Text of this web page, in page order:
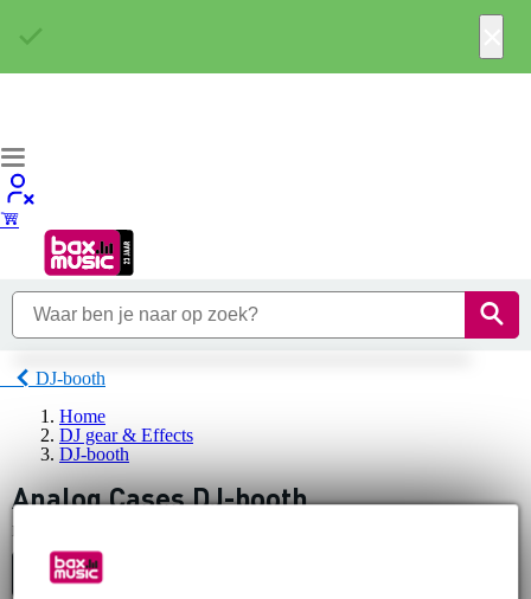
DJ-booth
Home
DJ gear & Effects
DJ-booth
Analog Cases DJ-booth
Er is
Top-10